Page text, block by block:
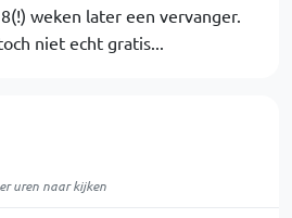
weken later een vervanger.
niet echt gratis...
uren naar kijken